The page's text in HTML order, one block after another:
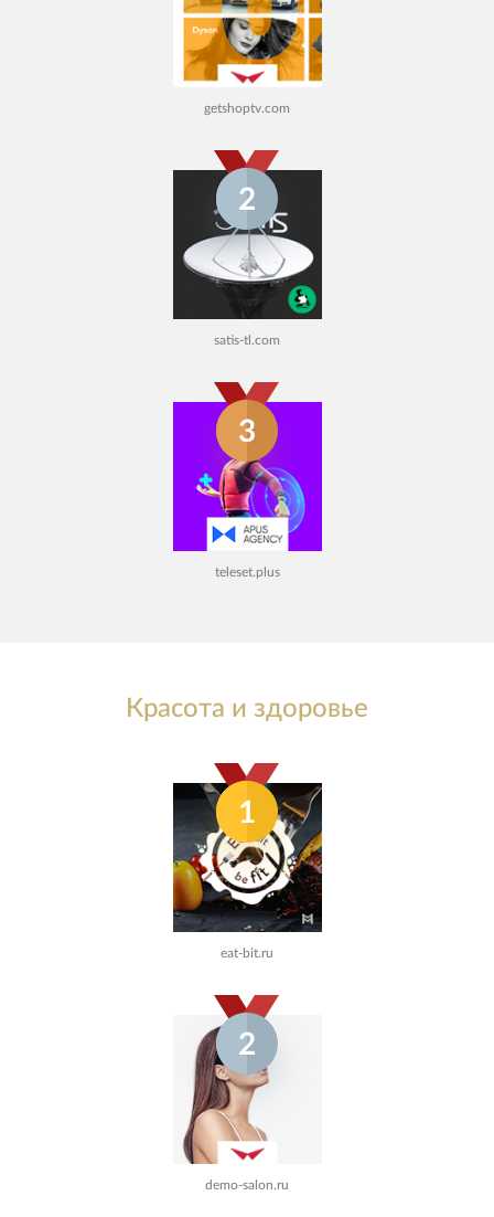
getshoptv.com
2
satis-tl.com
3
teleset.plus
Красота и здоровье
1
eat-bit.ru
2
demo-salon.ru